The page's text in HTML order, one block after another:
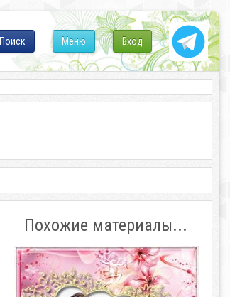
Вход
Меню
Поиск
Похожие материалы...